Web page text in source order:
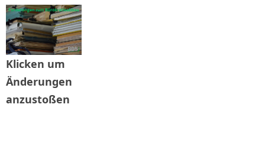
Klicken um
Änderungen
anzustoßen